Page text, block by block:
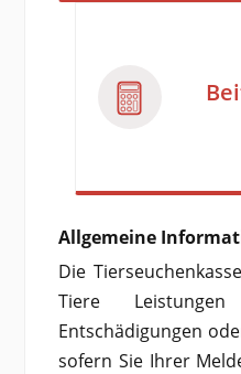
Allgemeine
Die
Tiere
Entschädigungen
sofern Sie Ihrer